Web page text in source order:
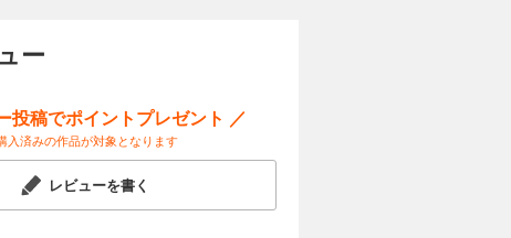
ニーさん
ー
投稿でポイントプレゼント ／
入済みの作品が対象となります
レビューを書く